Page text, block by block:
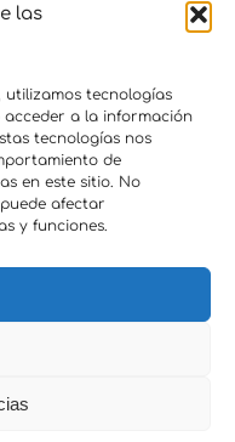
las
utilizamos tecnologías
a la información
tecnologías nos
de
en este sitio. No
afectar
y funciones.
para
mejor en
41, Puerto de